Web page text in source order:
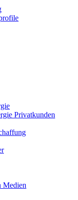
Privatkunden
Medien